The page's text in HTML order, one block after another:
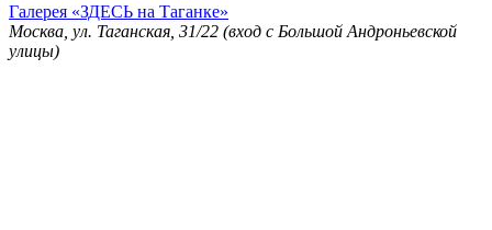
Галерея «ЗДЕСЬ на Таганке»
Москва, ул. Таганская, 31/22 (вход с Большой Андроньевской
улицы)